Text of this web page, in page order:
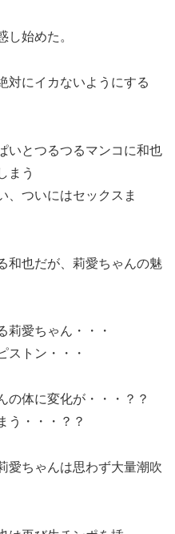
し始めた。
対にイカないようにする
いとつるつるマンコに和也
まう
、ついにはセックスま
和也だが、莉愛ちゃんの魅
莉愛ちゃん・・・
ストン・・・
の体に変化が・・・？？
う・・・？？
愛ちゃんは思わず大量潮吹